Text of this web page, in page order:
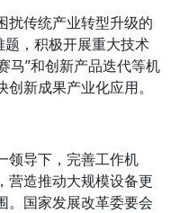
扰传统产业转型升级的
题，积极开展重大技术
马”和创新产品迭代等机
新成果产业化应用。
领导下，完善工作机
营造推动大规模设备更
。国家发展改革委要会